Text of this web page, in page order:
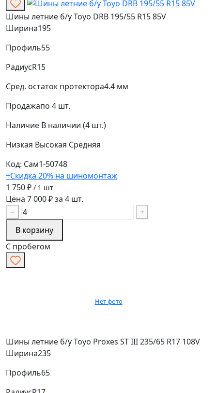
Шины летние б/у Toyo DRB 195/55 R15 85V
Ширина195
Профиль55
РадиусR15
Сред. остаток протектора4.4 мм
Продажапо 4 шт.
Наличие В наличии (4 шт.)
Низкая Высокая Средняя
Код: Сам1-50748
+Скидка 20% на шиномонтаж
1 750 ₽ / 1 шт
Цена 7 000 ₽ за 4 шт.
−
+
В корзину
С пробегом
Нет фото
Шины летние б/у Toyo Proxes ST III 235/65 R17 108V
Ширина235
Профиль65